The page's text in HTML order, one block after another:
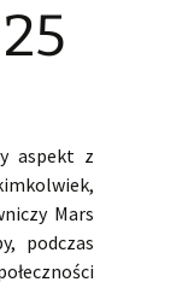
aspekt z
Mars
podczas